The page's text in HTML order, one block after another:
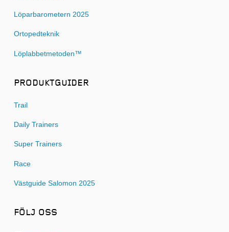
Löparbarometern 2025
Ortopedteknik
Löplabbetmetoden™
PRODUKTGUIDER
Trail
Daily Trainers
Super Trainers
Race
Västguide Salomon 2025
FÖLJ OSS